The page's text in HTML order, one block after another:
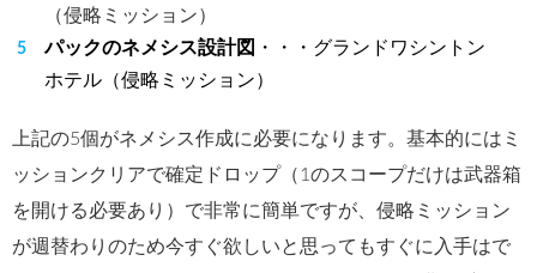
（侵略ミッション）
パックのネメシス設計図 ・・・グランドワシントン
ホテル（侵略ミッション）
上記の5個がネメシス作成に必要になります。基本的にはミ
ッションクリアで確定ドロップ（1のスコープだけは武器箱
を開ける必要あり）で非常に簡単ですが、侵略ミッション
が週替わりのため今すぐ欲しいと思ってもすぐに入手はで